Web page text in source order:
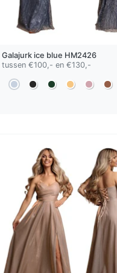
Galajurk ice blue HM2426
tussen €100,- en €130,-